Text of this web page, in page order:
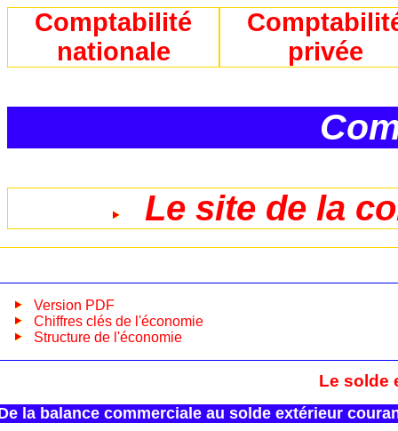
Comptabilité
nationale
privée
Le site de la
Version PDF
Chiffres clés de l'économie
Structure de l'économie
Le solde
la balance commerciale au solde extérieur